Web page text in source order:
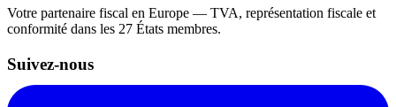
Votre partenaire fiscal en Europe — TVA, représentation fiscale et
conformité dans les 27 États membres.
Suivez-nous